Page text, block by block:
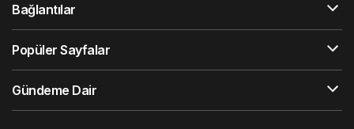
Bağlantılar
Popüler Sayfalar
Gündeme Dair